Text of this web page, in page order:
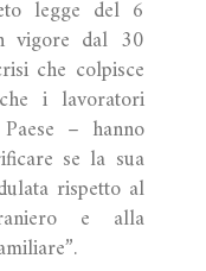
legge del 6
vigore dal 30
che colpisce
i lavoratori
– hanno
se la sua
rispetto al
e alla